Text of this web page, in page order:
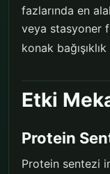
fazlarında en
veya stasyoner
konak
Etki
Protein
Protein sentezi